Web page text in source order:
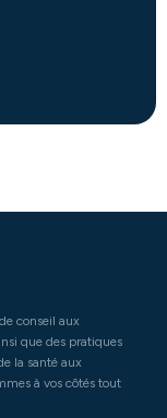
conseil aux
que des pratiques
la santé aux
à vos côtés tout